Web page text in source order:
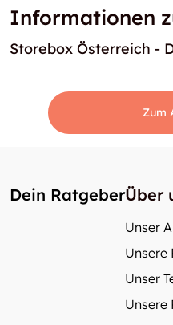
Informationen
Storebox Österreich -
Zum
Dein RatgeberÜber
Unser
Unsere
Unser
Unsere